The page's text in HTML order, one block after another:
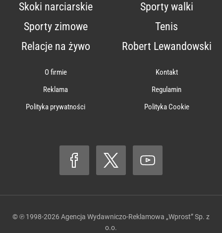
Skoki narciarskie
Sporty walki
Sporty zimowe
Tenis
Relacje na żywo
Robert Lewandowski
O firmie
Kontakt
Reklama
Regulamin
Polityka prywatności
Polityka Cookie
© ℗ 1998-2026 Agencja Wydawniczo-Reklamowa „Wprost” Sp. z
o.o.